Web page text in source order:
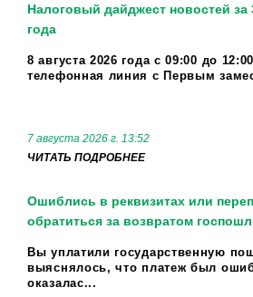
Налоговый дайджест новостей за
года
8 августа 2026 года с 09:00 до
телефонная линия с Первым
7 августа 2026 г. 13:52
ЧИТАТЬ ПОДРОБНЕЕ
Ошиблись в реквизитах или
обратиться за возвратом
Вы уплатили государственную
выяснялось, что платеж был
оказалас...